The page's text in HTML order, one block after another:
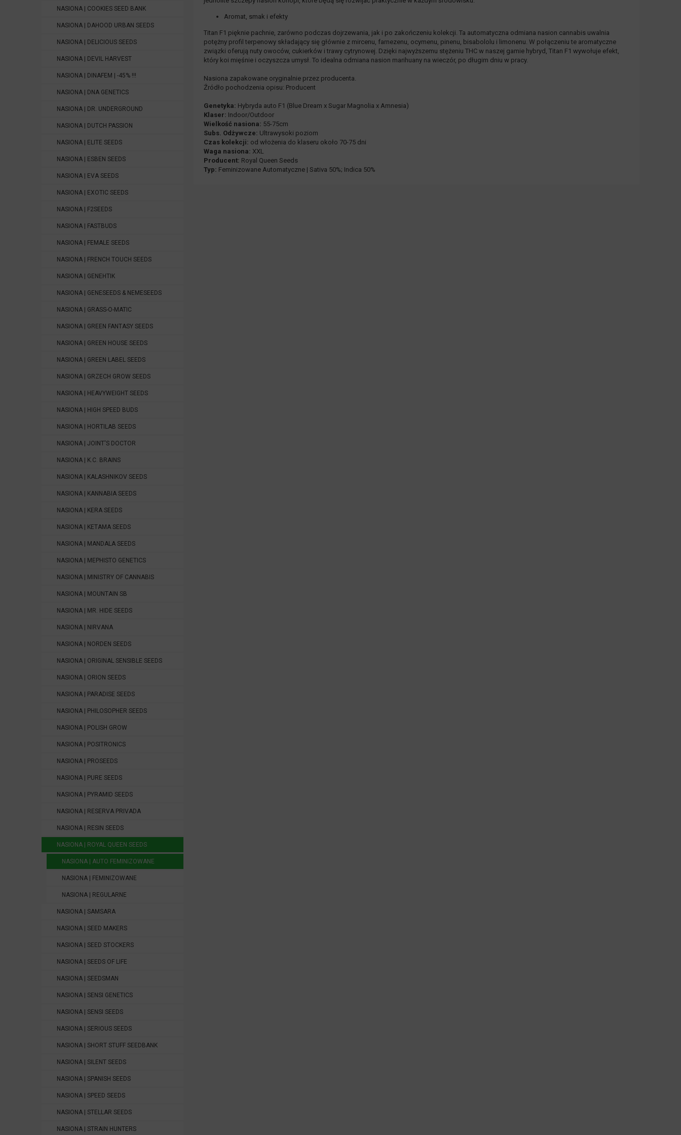
NASIONA | COOKIES SEED BANK
NASIONA | DAHOOD URBAN SEEDS
NASIONA | DELICIOUS SEEDS
NASIONA | DEVIL HARVEST
NASIONA | DINAFEM | -45% !!!
NASIONA | DNA GENETICS
NASIONA | DR. UNDERGROUND
NASIONA | DUTCH PASSION
NASIONA | ELITE SEEDS
NASIONA | ESBEN SEEDS
NASIONA | EVA SEEDS
NASIONA | EXOTIC SEEDS
NASIONA | F2SEEDS
NASIONA | FASTBUDS
NASIONA | FEMALE SEEDS
NASIONA | FRENCH TOUCH SEEDS
NASIONA | GENEHTIK
NASIONA | GENESEEDS & NEMESEEDS
NASIONA | GRASS-O-MATIC
NASIONA | GREEN FANTASY SEEDS
NASIONA | GREEN HOUSE SEEDS
NASIONA | GREEN LABEL SEEDS
NASIONA | GRZECH GROW SEEDS
NASIONA | HEAVYWEIGHT SEEDS
NASIONA | HIGH SPEED BUDS
NASIONA | HORTILAB SEEDS
NASIONA | JOINT'S DOCTOR
NASIONA | K.C. BRAINS
NASIONA | KALASHNIKOV SEEDS
NASIONA | KANNABIA SEEDS
NASIONA | KERA SEEDS
NASIONA | KETAMA SEEDS
NASIONA | MANDALA SEEDS
NASIONA | MEPHISTO GENETICS
NASIONA | MINISTRY OF CANNABIS
NASIONA | MOUNTAIN SB
NASIONA | MR. HIDE SEEDS
NASIONA | NIRVANA
NASIONA | NORDEN SEEDS
NASIONA | ORIGINAL SENSIBLE SEEDS
NASIONA | ORION SEEDS
NASIONA | PARADISE SEEDS
NASIONA | PHILOSOPHER SEEDS
NASIONA | POLISH GROW
NASIONA | POSITRONICS
NASIONA | PROSEEDS
NASIONA | PURE SEEDS
NASIONA | PYRAMID SEEDS
NASIONA | RESERVA PRIVADA
NASIONA | RESIN SEEDS
NASIONA | ROYAL QUEEN SEEDS
NASIONA | AUTO FEMINIZOWANE
NASIONA | FEMINIZOWANE
NASIONA | REGULARNE
NASIONA | SAMSARA
NASIONA | SEED MAKERS
NASIONA | SEED STOCKERS
NASIONA | SEEDS OF LIFE
NASIONA | SEEDSMAN
NASIONA | SENSI GENETICS
NASIONA | SENSI SEEDS
NASIONA | SERIOUS SEEDS
NASIONA | SHORT STUFF SEEDBANK
NASIONA | SILENT SEEDS
NASIONA | SPANISH SEEDS
NASIONA | SPEED SEEDS
NASIONA | STELLAR SEEDS
NASIONA | STRAIN HUNTERS
Aromat, smak i efekty
Titan F1 pięknie pachnie, zarówno podczas dojrzewania, jak i po zakończeniu kolekcji. Ta automatyczna odmiana nasion cannabis uwalnia
potężny profil terpenowy składający się głównie z mircenu, farnezenu, ocymenu, pinenu, bisabololu i limonenu. W połączeniu te aromatyczne
związki oferują nuty owoców, cukierków i trawy cytrynowej. Dzięki najwyższemu stężeniu THC w naszej gamie hybryd, Titan F1 wywołuje efekt,
który koi mięśnie i oczyszcza umysł. To idealna odmiana nasion marihuany na wieczór, po długim dniu w pracy.
Nasiona zapakowane oryginalnie przez producenta.
Źródło pochodzenia opisu: Producent
Genetyka: Hybryda auto F1 (Blue Dream x Sugar Magnolia x Amnesia)
Klaser: Indoor/Outdoor
Wielkość nasiona: 55-75cm
Subs. Odżywcze: Ultrawysoki poziom
Czas kolekcji: od włożenia do klaseru około 70-75 dni
Waga nasiona: XXL
Producent: Royal Queen Seeds
Typ: Feminizowane Automatyczne | Sativa 50%; Indica 50%